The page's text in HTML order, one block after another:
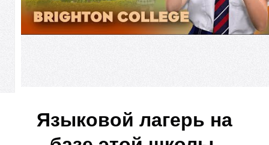
Языковой лагерь на